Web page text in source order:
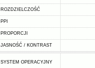
ROZDZIELCZOŚĆ
PPI
PROPORCJI
JASNOŚĆ / KONTRAST
SYSTEM OPERACYJNY